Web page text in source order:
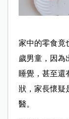
家中的零食竟
歲男童，因為
睡覺，甚至還
狀，家長懷疑
醫。